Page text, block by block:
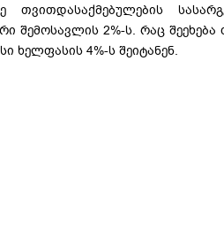
თვითდასაქმებულების
შემოსავლის 2%-ს. რაც
ხელფასის 4%-ს შეიტანენ.